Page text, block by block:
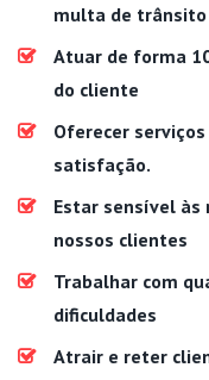
multa de trânsito
Atuar de forma
do cliente
Oferecer
satisfação.
Estar sensível às
nossos clientes
Trabalhar com
dificuldades
Atrair e reter